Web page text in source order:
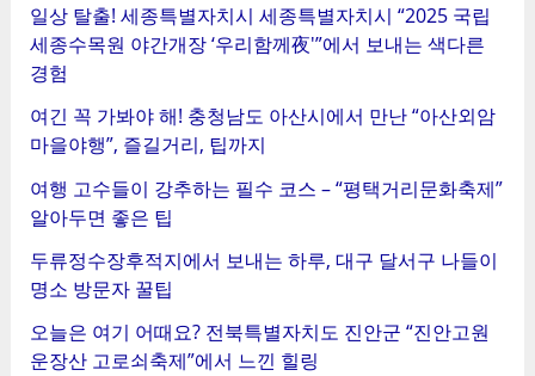
일상 탈출! 세종특별자치시 세종특별자치시 “2025 국립
세종수목원 야간개장 ‘우리함께夜'”에서 보내는 색다른
경험
여긴 꼭 가봐야 해! 충청남도 아산시에서 만난 “아산외암
마을야행”, 즐길거리, 팁까지
여행 고수들이 강추하는 필수 코스 – “평택거리문화축제”
알아두면 좋은 팁
두류정수장후적지에서 보내는 하루, 대구 달서구 나들이
명소 방문자 꿀팁
오늘은 여기 어때요? 전북특별자치도 진안군 “진안고원
운장산 고로쇠축제”에서 느낀 힐링